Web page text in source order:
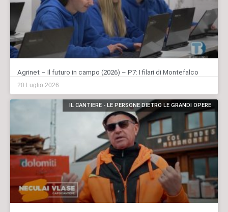
Agrinet – Il futuro in campo (2026) – P7: I filari di Montefalco
20 Luglio 2026
IL CANTIERE - LE PERSONE DIETRO LE GRANDI OPERE